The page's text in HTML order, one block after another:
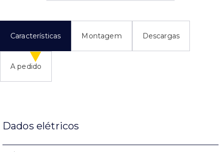
Características Montagem Descargas
A pedido
Dados elétricos